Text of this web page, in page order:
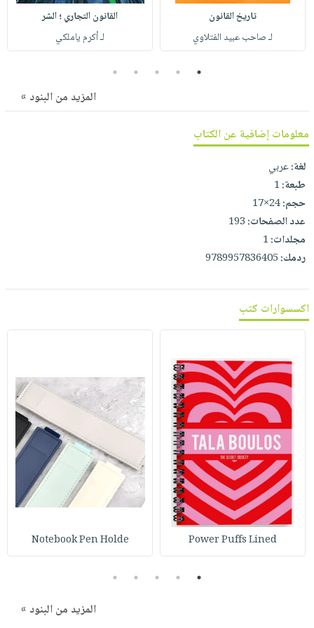
صابون
أطفال
مناسبات
فيديوهات
أسئلة
يتكرر
نيل
وفرات
كتابك
تواصل
معنا
التسوق
تاريخ القانون
لـ صاحب عبيد الفتلاوي
القانون التجاري ؛ الشر
لـ أكرم ياملكي
1
2
3
4
5
المزيد من البنود »
معلومات إضافية عن الكتاب
لغة:عربي
طبعة:1
حجم:24×17
عدد الصفحات:193
مجلدات:1
ردمك:9789957836405
اكسسوارات كتب
Power Puffs Lined
Notebook Pen Holde
1
2
3
4
5
المزيد من البنود »